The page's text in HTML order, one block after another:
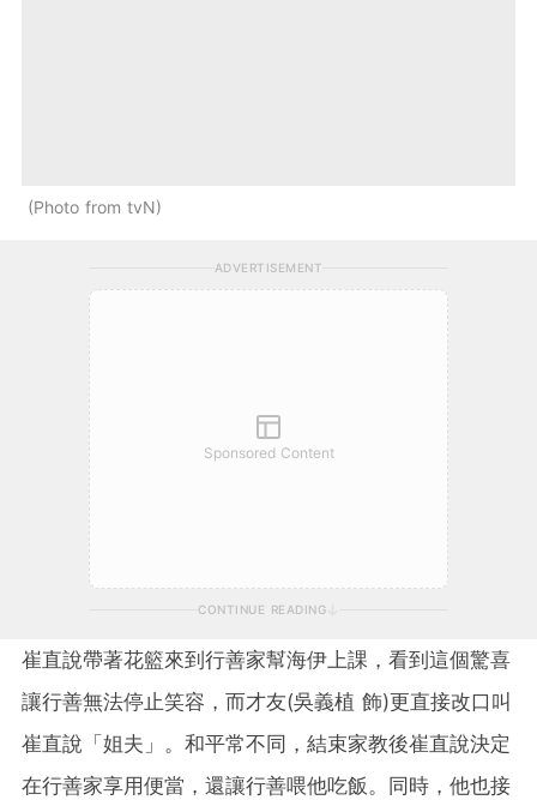
Photo from tvN
ADVERTISEMENT
Sponsored Content
CONTINUE READING
崔直說帶著花籃來到行善家幫海伊上課，看到這個驚喜
讓行善無法停止笑容，而才友(吳義植 飾)更直接改口叫
崔直說「姐夫」。和平常不同，結束家教後崔直說決定
在行善家享用便當，還讓行善喂他吃飯。同時，他也接